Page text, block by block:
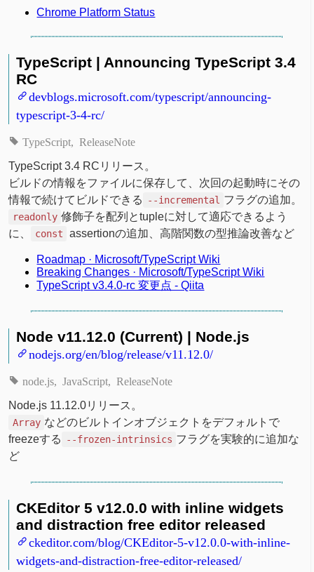
Chrome Platform Status
TypeScript | Announcing TypeScript 3.4
RC
devblogs.microsoft.com/typescript/announcing-
typescript-3-4-rc/
TypeScript ReleaseNote
TypeScript 3.4 RCリリース。
ビルドの情報をファイルに保存して、次回の起動時にその
情報で続けてビルドできる
--incremental フラグの追加。
readonly 修飾子を配列とtupleに対して適応できるよう
に、
const assertionの追加、高階関数の型推論改善など
Roadmap · Microsoft/TypeScript Wiki
Breaking Changes · Microsoft/TypeScript Wiki
TypeScript v3.4.0-rc 変更点 - Qiita
Node v11.12.0 (Current) | Node.js
nodejs.org/en/blog/release/v11.12.0/
node.js JavaScript ReleaseNote
Node.js 11.12.0リリース。
Array などのビルトインオブジェクトをデフォルトで
freezeする
--frozen-intrinsics フラグを実験的に追加な
ど
CKEditor 5 v12.0.0 with inline widgets
and distraction free editor released
ckeditor.com/blog/CKEditor-5-v12.0.0-with-inline-
widgets-and-distraction-free-editor-released/